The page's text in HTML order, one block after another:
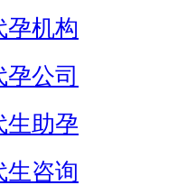
孕机构
公司
生助孕
生咨询